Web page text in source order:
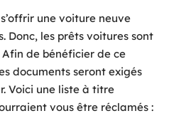
une voiture neuve
Donc, les prêts voitures sont
de bénéficier de ce
documents seront exigés
Voici une liste à titre
vous être réclamés :